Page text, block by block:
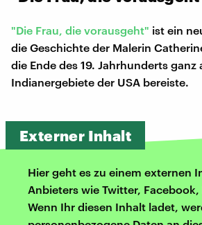
"Die Frau, die vorausgeht" ist ein
die Geschichte der Malerin
die Ende des 19. Jahrhunderts ganz
Indianergebiete der USA bereiste.
Externer Inhalt
Hier geht es zu einem externen
Anbieters wie Twitter,
Wenn Ihr diesen Inhalt ladet,